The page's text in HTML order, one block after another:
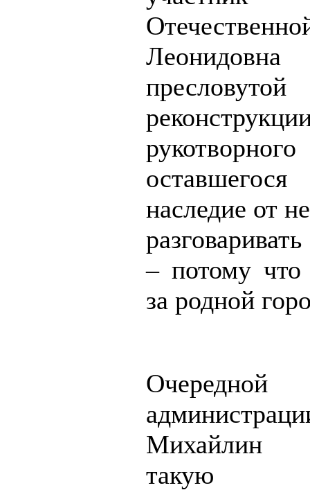
пресловутой
наследие от
– потому
за родной
Михайлин
такую